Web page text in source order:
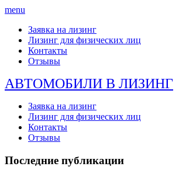
menu
Заявка на лизинг
Лизинг для физических лиц
Контакты
Отзывы
АВТОМОБИЛИ В ЛИЗИНГ
Заявка на лизинг
Лизинг для физических лиц
Контакты
Отзывы
Последние публикации